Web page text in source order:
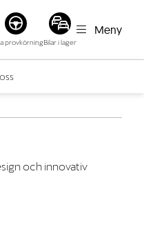
provkörningBilar i lager
Meny
och innovativ